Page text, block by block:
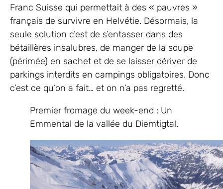
Franc Suisse qui permettait à des « pauvres »
français de survivre en Helvétie. Désormais, la
seule solution c’est de s’entasser dans des
bétaillères insalubres, de manger de la soupe
(périmée) en sachet et de se laisser dériver de
parkings interdits en campings obligatoires. Donc
c’est ce qu’on a fait… et on n’a pas regretté.
Premier fromage du week-end : Un
Emmental de la vallée du Diemtigtal.